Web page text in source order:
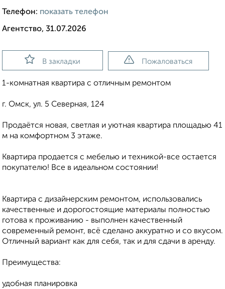
Телефон: показать телефон
Агентство, 31.07.2026
В закладки Пожаловаться
1-комнатная квартира с отличным ремонтом
г. Омск, ул. 5 Северная, 124
Продаётся новая, светлая и уютная квартира площадью 41
м на комфортном 3 этаже.
Квартира продается с мебелью и техникой-все остается
покупателю! Все в идеальном состоянии!
Квартира с дизайнерским ремонтом, использовались
качественные и дорогостоящие материалы полностью
готова к проживанию - выполнен качественный
современный ремонт, всё сделано аккуратно и со вкусом.
Отличный вариант как для себя, так и для сдачи в аренду.
Преимущества:
удобная планировка